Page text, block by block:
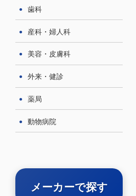
歯科
産科・婦人科
美容・皮膚科
外来・健診
薬局
動物病院
メーカーで探す